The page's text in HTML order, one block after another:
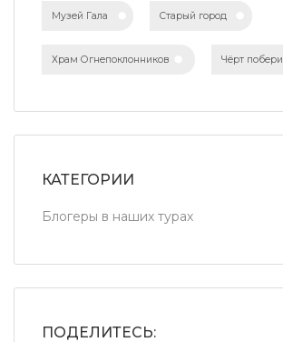
Музей Гала Старый город
Храм Огнепоклонников Чёрт побери
КАТЕГОРИИ
Блогеры в наших турах
ПОДЕЛИТЕСЬ: